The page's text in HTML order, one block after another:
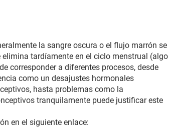
la sangre oscura o el flujo marrón se
tardíamente en el ciclo menstrual (algo
corresponder a diferentes procesos, desde
como un desajustes hormonales
hasta problemas como la
tranquilamente puede justificar este
en el siguiente enlace: